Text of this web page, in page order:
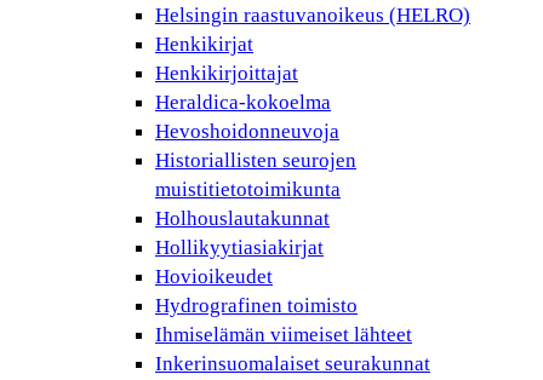
Helsingin raastuvanoikeus (HELRO)
Henkikirjat
Henkikirjoittajat
Heraldica-kokoelma
Hevoshoidonneuvoja
Historiallisten seurojen
muistitietotoimikunta
Holhouslautakunnat
Hollikyytiasiakirjat
Hovioikeudet
Hydrografinen toimisto
Ihmiselämän viimeiset lähteet
Inkerinsuomalaiset seurakunnat